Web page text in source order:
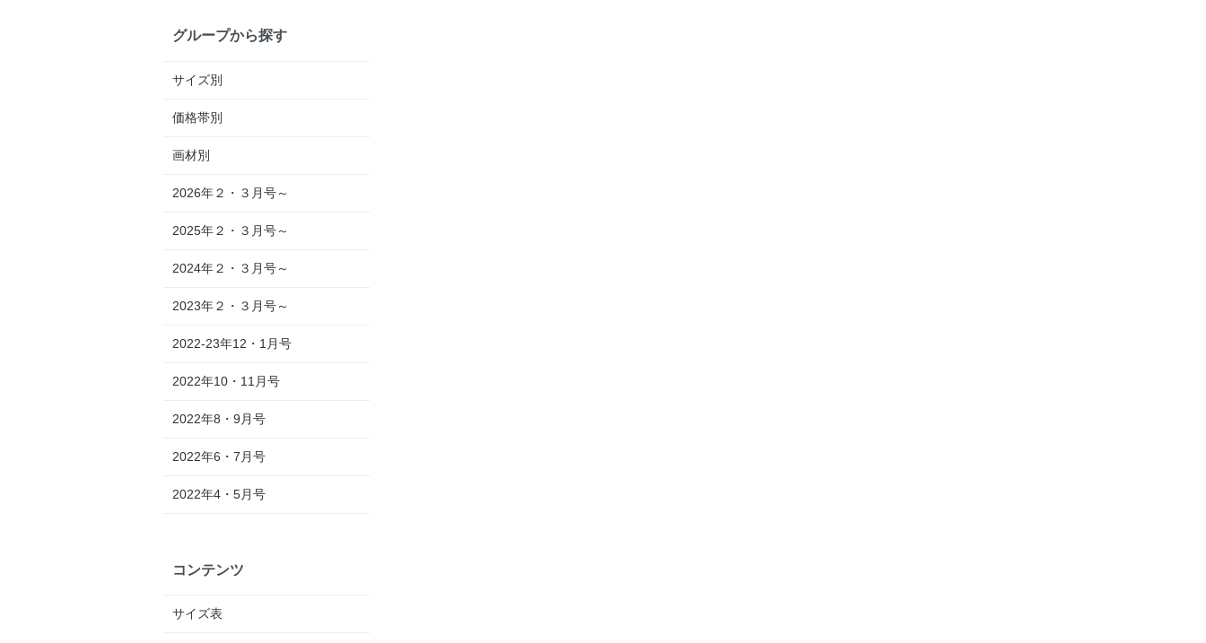
グループから探す
サイズ別
価格帯別
画材別
2026年２・３月号～
2025年２・３月号～
2024年２・３月号～
2023年２・３月号～
2022-23年12・1月号
2022年10・11月号
2022年8・9月号
2022年6・7月号
2022年4・5月号
コンテンツ
サイズ表